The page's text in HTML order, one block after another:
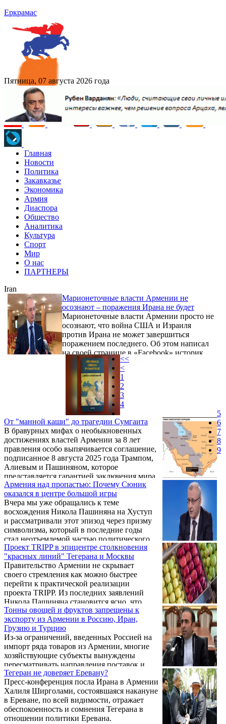
Еркрамас
Пятница, 07 августа 2026 года
Главная
Новости
Политика
Закавказье
Экономика
Армия
Диаспора
Общество
Аналитика
Культура
Спорт
Мир
О нас
ПАРТНЕРЫ
Iran
Марионеточные власти Армении не
осознают – поражения Ирана не будет
Марионеточные власти Армении просто не
осознают, что война США и Израиля
против Ирана не может завершиться
поражением последнего. Об этом написал
на своей странице в «Facebook» историк,
политолог Армен Айвазян.
От "манной каши" до трагедии Сумгаита
В бравурных мифах о необыкновенных
достижениях властей Армении за 8 лет
правления особо выпячивается соглашение,
подписанное 8 августа 2025 года Трампом,
Алиевым и Пашиняном, которое
представляется гарантией заключения мира
между Азербайджаном и Арменией и
залогом процветания и прогресса нашей
страны по всем направлениям. Мир,
конечно, лучше, чем война, если это
действительно мир, а не капитуляция, и
если стороны действительно намерены
хранить верность тому, в чем расписались.
Однако истинные помыслы ...
Армения над пропастью: Почему Сюник
оказался в центре большой игры
Вчера мы уже обращались к теме
восхождения Никола Пашиняна на Хуступ
и рассматривали этот эпизод через призму
символизма, который в последние годы
стал неотъемлемой частью политического
почерка действующей власти. В политике
вообще редко бывают случайности, а в
армянской политике последних лет
символы зачастую оказываются не менее
важными, чем конкретные решения.
Именно поэтому появление премьер-
министра на легендарной сюникской
вершине вызвало у нас не столько
эстетические ассоциации, сколько вполне ...
Проект TRIPP в эпицентре столкновения
"красных линий" Тегерана и Москвы
Правительство Армении не скрывает
своего стремления как можно быстрее
перейти к практической реализации
проекта TRIPP. Из последних заявлений
Никола Пашиняна становится ясно, что
Ереван надеется на готовность
американской стороны.
Тонны овощей и фруктов запрещены к
экспорту из Армении в Россию, Иран,
Грузию и Турцию
Из-за ограничений, введенных Россией на
импорт ряда товаров из Армении, многие
хозяйствующие субъекты вынуждены
пересматривать направления поставок и
искать новые рынки сбыта. Однако выход
на новый рынок требует не только поиска
партнеров, но и соответствия требованиям
страны-импортера. Речь идет о соблюдении
действующих технических стандартов и
критериев качества, выполнении
Тегеран не доверяет Еревану?
Пресс-конференция посла Ирана в Армении
Халиля Ширголами, состоявшаяся накануне
в Ереване, по всей видимости, отражает
обеспокоенность и сомнения Тегерана в
отношении политики Еревана.
<<
<
1
2
3
4
5
6
7
8
9